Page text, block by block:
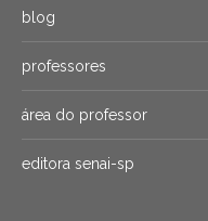
blog
professores
área do professor
editora senai-sp